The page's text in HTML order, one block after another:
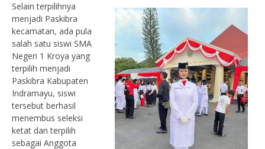
Selain terpilihnya
menjadi Paskibra
kecamatan, ada pula
salah satu siswi SMA
Negeri 1 Kroya yang
terpilih menjadi
Paskibra Kabupaten
Indramayu, siswi
tersebut berhasil
menembus seleksi
ketat dan terpilih
sebagai Anggota